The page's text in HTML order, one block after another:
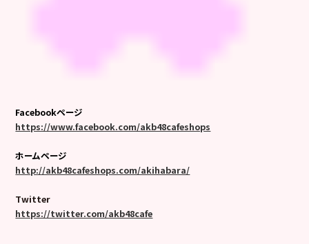
Facebookページ
https://www.facebook.com/akb48cafeshops
ホームページ
http://akb48cafeshops.com/akihabara/
Twitter
https://twitter.com/akb48cafe